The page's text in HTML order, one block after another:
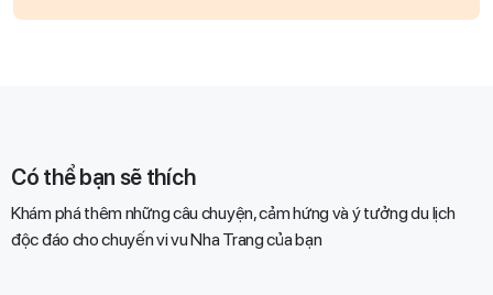
Có thể bạn sẽ thích
Khám phá thêm những câu chuyện, cảm hứng và ý tưởng du lịch
độc đáo cho chuyến vi vu Nha Trang của bạn​